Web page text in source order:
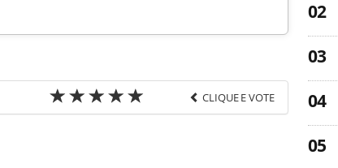
CLIQUE E VOTE